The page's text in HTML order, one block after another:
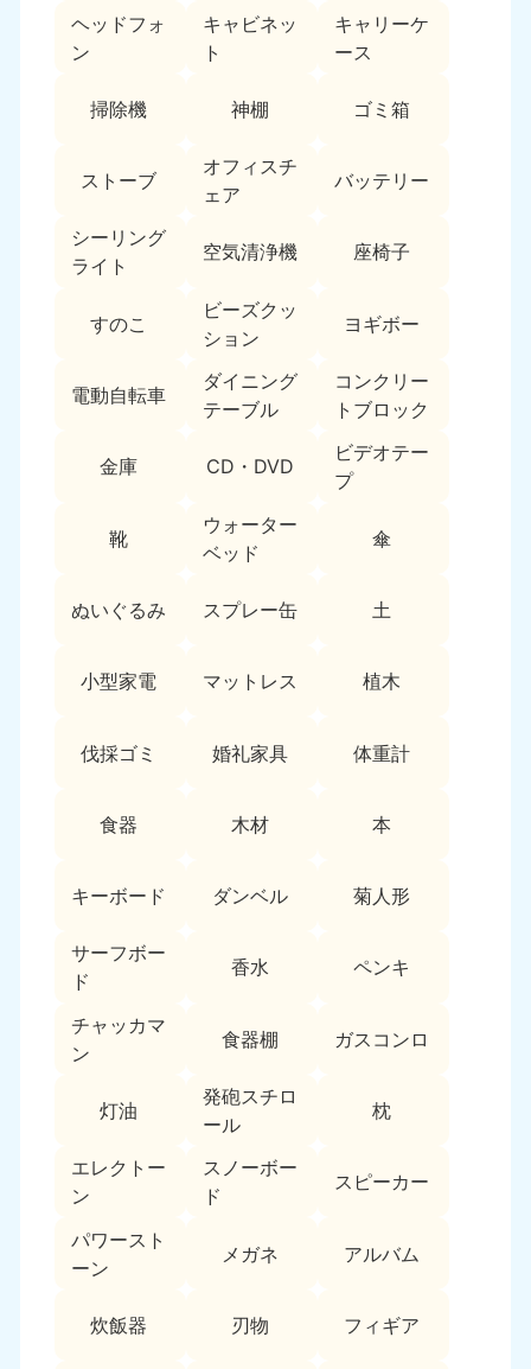
ヘッドフォ
ン
キャビネッ
ト
キャリーケ
ース
掃除機 神棚 ゴミ箱
ストーブ
オフィスチ
ェア
バッテリー
シーリング
ライト
空気清浄機 座椅子
すのこ
ビーズクッ
ション
ヨギボー
電動自転車
ダイニング
テーブル
コンクリー
トブロック
金庫 CD・DVD
ビデオテー
プ
靴
ウォーター
ベッド
傘
ぬいぐるみ スプレー缶 土
小型家電 マットレス 植木
伐採ゴミ 婚礼家具 体重計
食器 木材 本
キーボード ダンベル 菊人形
サーフボー
ド
香水 ペンキ
チャッカマ
ン
食器棚 ガスコンロ
灯油
発砲スチロ
ール
枕
エレクトー
ン
スノーボー
ド
スピーカー
パワースト
ーン
メガネ アルバム
炊飯器 刃物 フィギア
福島県
050-1881-5271
東京都
050-1881-5265
9:00〜19:00 年中無休
神奈川県
050-1881-5268
9:00〜19:00 年中無休
050-1881-5266
9:00〜19:00 年中無休
栃木県
050-1881-5270
茨城県
050-1881-5269
9:00〜19:00 年中無休
050-1881-5267
9:00〜19:00 年中無休
050-1881-5255
9:00〜19:00 年中無休
050-1881-5259
9:00〜19:00 年中無休
静岡県 長野県
050-1881-5258
9:00〜19:00 年中無休
050-1881-5261
9:00〜19:00 年中無休
富山県
050-1881-5262
山梨県
050-1881-5263
9:00〜19:00 年中無休
近畿
050-1881-5250
9:00〜19:00 年中無休 9:00〜19:00 年中無休
奈良県
050-1881-5249
三重県
050-1881-5254